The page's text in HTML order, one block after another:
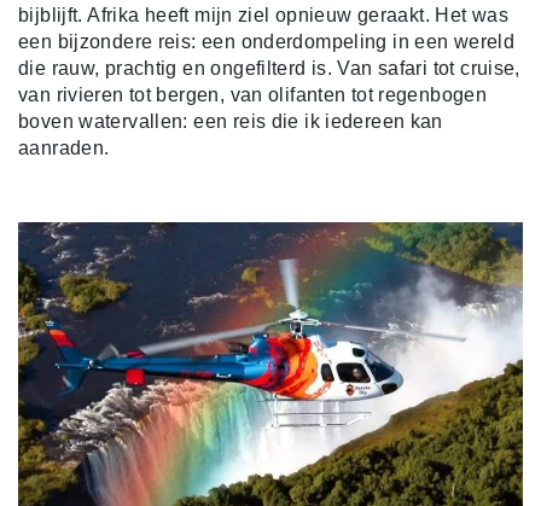
bijblijft. Afrika heeft mijn ziel opnieuw geraakt. Het was
een bijzondere reis: een onderdompeling in een wereld
die rauw, prachtig en ongefilterd is. Van safari tot cruise,
van rivieren tot bergen, van olifanten tot regenbogen
boven watervallen: een reis die ik iedereen kan
aanraden.